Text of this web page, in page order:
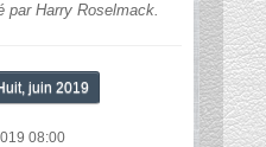
par Harry Roselmack.
juin 2019
08:00